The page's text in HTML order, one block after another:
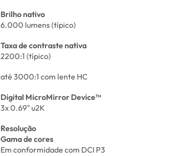
Brilho nativo
6.000 lumens (típico)
Taxa de contraste nativa
2200:1 (típico)
até 3000:1 com lente HC
Digital MicroMirror Device™
3x 0.69" u2K
Resolução
Gama de cores
Em conformidade com DCI P3